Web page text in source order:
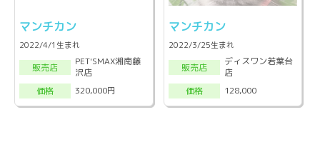
マンチカン
2022/4/1生まれ
販売店
PET'SMAX湘南藤
沢店
価格
320,000円
マンチカン
2022/3/25生まれ
販売店
ディスワン若葉台
店
価格
128,000